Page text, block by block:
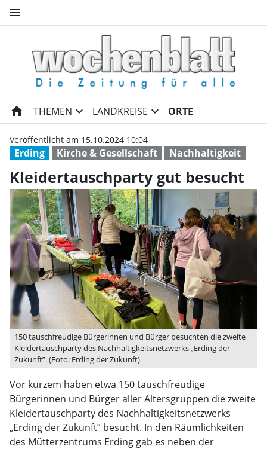
menu
Kleidertauschparty gut
home THEMEN expand_more LANDKREISE expand_more ORTE
Erding Kirche & Gesellschaft Nachhaltigkeit
Veröffentlicht am 15.10.2024 10:04
Kleidertauschparty gut besucht
150 tauschfreudige Bürgerinnen und Bürger besuchten die zweite
Kleidertauschparty des Nachhaltigkeitsnetzwerks „Erding der
Zukunft”. (Foto: Erding der Zukunft)
Vor kurzem haben etwa 150 tauschfreudige
Bürgerinnen und Bürger aller Altersgruppen die zweite
Kleidertauschparty des Nachhaltigkeitsnetzwerks
„Erding der Zukunft” besucht. In den Räumlichkeiten
des Mütterzentrums Erding gab es neben der